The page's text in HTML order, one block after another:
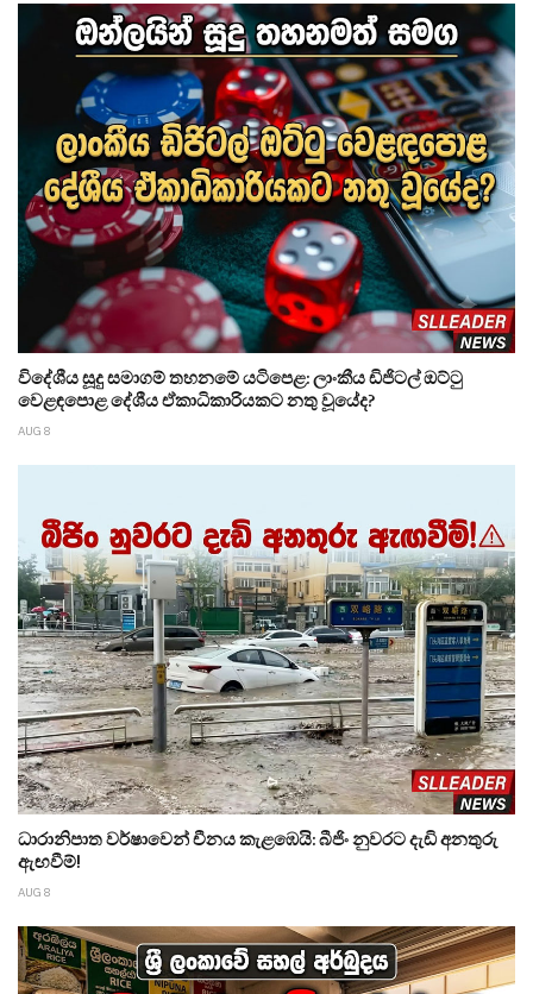
විදේශීය සූදු සමාගම් තහනමේ යටිපෙළ: ලාංකීය ඩිජිටල් ඔට්ටු
වෙළඳපොළ දේශීය ඒකාධිකාරියකට නතු වූයේද?
AUG 8
ධාරානිපාත වර්ෂාවෙන් චීනය කැළඹෙයි: බීජිං නුවරට දැඩි අනතුරු
ඇඟවීම්!
AUG 8